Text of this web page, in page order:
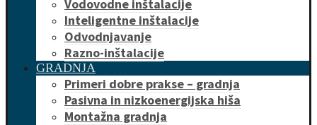
Vodovodne inštalacije
Inteligentne inštalacije
Odvodnjavanje
Razno-inštalacije
GRADNJA
Primeri dobre prakse – gradnja
Pasivna in nizkoenergijska hiša
Montažna gradnja